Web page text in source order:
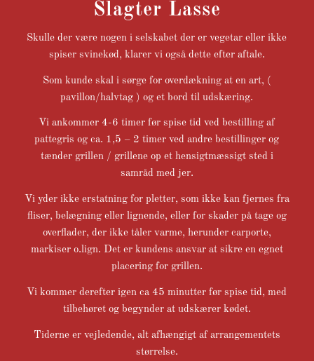
Slagter Lasse
Skulle der være nogen i selskabet der er vegetar eller ikke
spiser svinekød, klarer vi også dette efter aftale.
Som kunde skal i sørge for overdækning at en art, (
pavillon/halvtag ) og et bord til udskæring.
Vi ankommer 4-6 timer før spise tid ved bestilling af
pattegris og ca. 1,5 – 2 timer ved andre bestillinger og
tænder grillen / grillene op et hensigtmæssigt sted i
samråd med jer.
Vi yder ikke erstatning for pletter, som ikke kan fjernes fra
fliser, belægning eller lignende, eller for skader på tage og
overflader, der ikke tåler varme, herunder carporte,
markiser o.lign. Det er kundens ansvar at sikre en egnet
placering for grillen.
Vi kommer derefter igen ca 45 minutter før spise tid, med
tilbehøret og begynder at udskærer kødet.
Tiderne er vejledende, alt afhængigt af arrangementets
størrelse.